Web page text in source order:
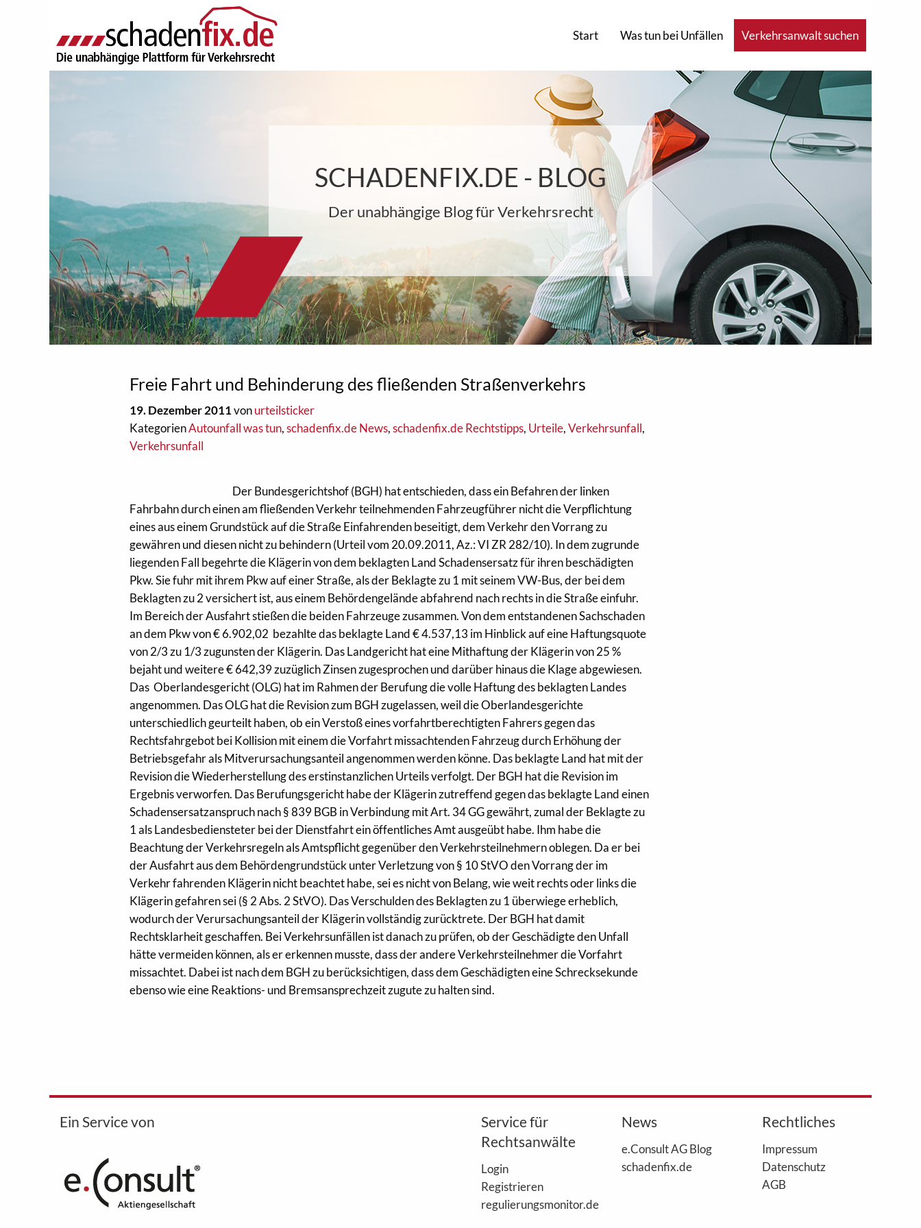
Start Was tun bei Unfällen Verkehrsanwalt suchen
SCHADENFIX.DE - BLOG
Der unabhängige Blog für Verkehrsrecht
Freie Fahrt und Behinderung des fließenden Straßenverkehrs
19. Dezember 2011vonurteilsticker
KategorienAutounfall was tun,schadenfix.de News,schadenfix.de Rechtstipps, Urteile,Verkehrsunfall,
Verkehrsunfall
Der Bundesgerichtshof (BGH) hat entschieden, dass ein Befahren der linken
Fahrbahn durch einen am fließenden Verkehr teilnehmenden Fahrzeugführer nicht die Verpflichtung
eines aus einem Grundstück auf die Straße Einfahrenden beseitigt, dem Verkehr den Vorrang zu
gewähren und diesen nicht zu behindern (Urteil vom 20.09.2011, Az.: VI ZR 282/10). In dem zugrunde
liegenden Fall begehrte die Klägerin von dem beklagten Land Schadensersatz für ihren beschädigten
Pkw. Sie fuhr mit ihrem Pkw auf einer Straße, als der Beklagte zu 1 mit seinem VW-Bus, der bei dem
Beklagten zu 2 versichert ist, aus einem Behördengelände abfahrend nach rechts in die Straße einfuhr.
Im Bereich der Ausfahrt stießen die beiden Fahrzeuge zusammen. Von dem entstandenen Sachschaden
an dem Pkw von € 6.902,02 bezahlte das beklagte Land € 4.537,13 im Hinblick auf eine Haftungsquote
von 2/3 zu 1/3 zugunsten der Klägerin. Das Landgericht hat eine Mithaftung der Klägerin von 25 %
bejaht und weitere € 642,39 zuzüglich Zinsen zugesprochen und darüber hinaus die Klage abgewiesen.
Das Oberlandesgericht (OLG) hat im Rahmen der Berufung die volle Haftung des beklagten Landes
angenommen. Das OLG hat die Revision zum BGH zugelassen, weil die Oberlandesgerichte
unterschiedlich geurteilt haben, ob ein Verstoß eines vorfahrtberechtigten Fahrers gegen das
Rechtsfahrgebot bei Kollision mit einem die Vorfahrt missachtenden Fahrzeug durch Erhöhung der
Betriebsgefahr als Mitverursachungsanteil angenommen werden könne. Das beklagte Land hat mit der
Revision die Wiederherstellung des erstinstanzlichen Urteils verfolgt. Der BGH hat die Revision im
Ergebnis verworfen. Das Berufungsgericht habe der Klägerin zutreffend gegen das beklagte Land einen
Schadensersatzanspruch nach § 839 BGB in Verbindung mit Art. 34 GG gewährt, zumal der Beklagte zu
1 als Landesbediensteter bei der Dienstfahrt ein öffentliches Amt ausgeübt habe. Ihm habe die
Beachtung der Verkehrsregeln als Amtspflicht gegenüber den Verkehrsteilnehmern oblegen. Da er bei
der Ausfahrt aus dem Behördengrundstück unter Verletzung von § 10 StVO den Vorrang der im
Verkehr fahrenden Klägerin nicht beachtet habe, sei es nicht von Belang, wie weit rechts oder links die
Klägerin gefahren sei (§ 2 Abs. 2 StVO). Das Verschulden des Beklagten zu 1 überwiege erheblich,
wodurch der Verursachungsanteil der Klägerin vollständig zurücktrete. Der BGH hat damit
Rechtsklarheit geschaffen. Bei Verkehrsunfällen ist danach zu prüfen, ob der Geschädigte den Unfall
hätte vermeiden können, als er erkennen musste, dass der andere Verkehrsteilnehmer die Vorfahrt
missachtet. Dabei ist nach dem BGH zu berücksichtigen, dass dem Geschädigten eine Schrecksekunde
ebenso wie eine Reaktions- und Bremsansprechzeit zugute zu halten sind.
Ein Service von
Service für
Rechtsanwälte
Login
Registrieren
regulierungsmonitor.de
News
e.Consult AG Blog
schadenfix.de
Rechtliches
Impressum
Datenschutz
AGB